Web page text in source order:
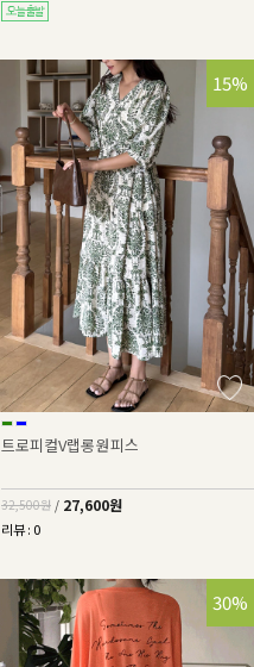
15%
트로피컬V랩롱원피스
32,500원 / 27,600원
리뷰 : 0
30%